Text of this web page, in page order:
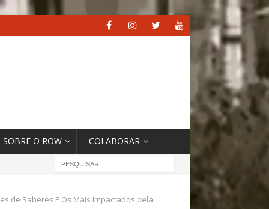
SOBRE O ROW COLABORAR
de Saberes E Os Mais Impactados pela